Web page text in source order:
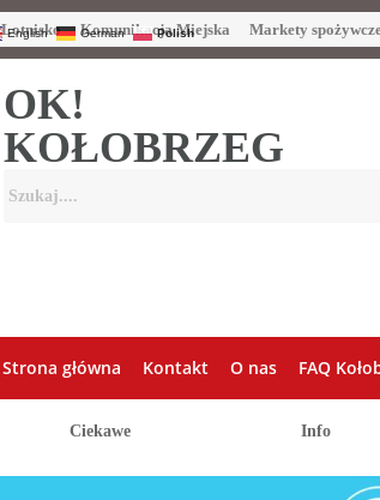
Lotnisko Komunikacja Miejska Markety
OK!
KOŁOBRZEG
Strona główna Kontakt O nas FAQ
Ciekawe Info
English German Polish